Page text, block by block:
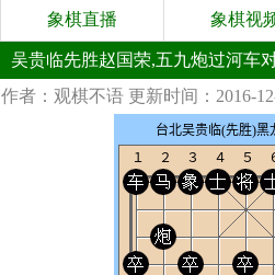
象棋直播 象棋视
吴贵临先胜赵国荣,五九炮过河车
作者：观棋不语 更新时间：2016-